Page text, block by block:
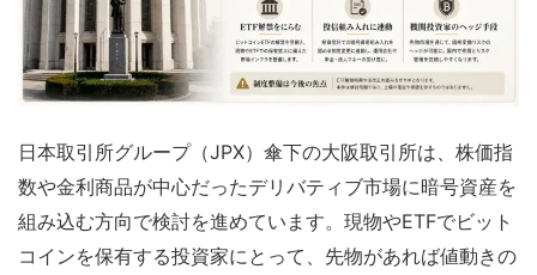
日本取引所グループ（JPX）傘下の大阪取引所は、株価指
数や金利商品が中心だったデリバティブ市場に暗号資産を
組み込む方向で検討を進めています。現物やETFでビット
コインを保有する投資家にとって、先物があれば値動きの